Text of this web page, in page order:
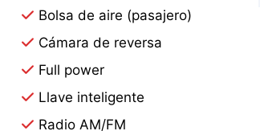
Bolsa de aire (pasajero)
Cámara de reversa
Full power
Llave inteligente
Radio AM/FM